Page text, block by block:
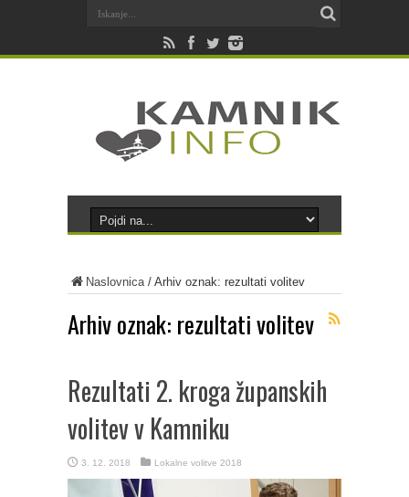
Naslovnica/ Arhiv oznak: rezultati volitev
Arhiv oznak: rezultati volitev
Rezultati 2. kroga županskih
volitev v Kamniku
3. 12. 2018 Lokalne volitve 2018